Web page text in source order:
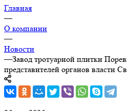
Главная
—
О компании
—
Новости
—Завод тротуарной плитки
представителей органов власти